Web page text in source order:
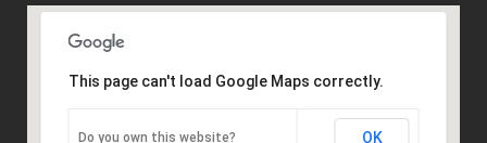
This page can't load Google Maps correctly.
Do you own this website? OK